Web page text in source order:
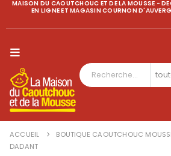
MAISON DU CAOUTCHOUC ET DE LA MOUSSE -
EN LIGNE ET MAGASIN COURNON
ACCUEIL BOUTIQUE CAOUTCHOUC
DADANT